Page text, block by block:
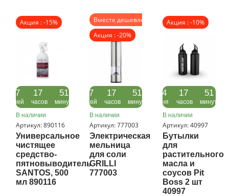
Акция : -15%
07
дней
17
часов
51
минута
В наличии
Артикул: 890116
Универсальное
чистящее
средство-
пятновыводитель
SANTOS, 500
мл 890116
Вместе дешевле
Акция : -20%
07
дней
17
часов
51
минута
В наличии
Артикул: 777003
Электрическая
мельница
для соли
GRILLI
777003
Акция : -10%
24
дня
17
часов
51
минута
В наличии
Артикул: 40997
Бутылки
для
растительного
масла и
соусов Pit
Boss 2 шт
40997